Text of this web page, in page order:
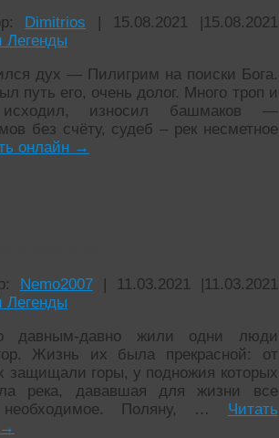
Dimitrios 15.08.2021
15.08.2021
дух — Пилигрим на поиски Бога.
путь его, очень долог. Много троп и
износил башмаков —
без счёту, судеб – рек несметное
онлайн →
Nemo2007 | 11.03.2021 |11.03.2021
давным-давно жили одни люди
Жизнь их была прекрасной: от
защищали горы, у подножия которых
река, дававшая для жизни все
Поляну, … Читать
→